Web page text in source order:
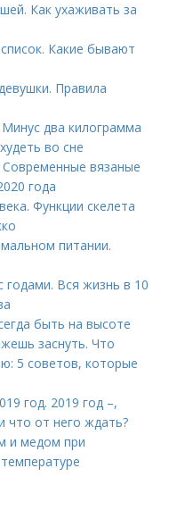
Как ухаживать за
Какие бывают
Правила
Минус два килограмма
во сне
вязаные
года
Функции скелета
питании.
годами. Вся жизнь в 10
быть на высоте
заснуть. Что
5 советов, которые
год. 2019 год –,
что от него ждать?
и медом при